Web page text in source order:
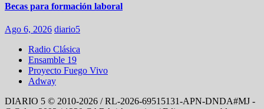
Becas para formación laboral
Ago 6, 2026 diario5
Radio Clásica
Ensamble 19
Proyecto Fuego Vivo
Adway
DIARIO 5 © 2010-2026 / RL-2026-69515131-APN-DNDA#MJ -